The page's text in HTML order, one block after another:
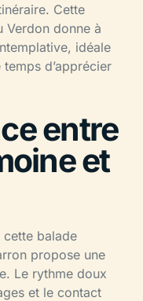
Cette
Verdon donne à
idéale
d’apprécier
entre
et
cette balade
propose une
Le rythme doux
et le contact